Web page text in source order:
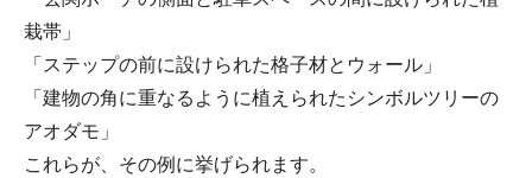
栽帯」
「ステップの前に設けられた格子材とウォール」
「建物の角に重なるように植えられたシンボルツリーの
アオダモ」
これらが、その例に挙げられます。